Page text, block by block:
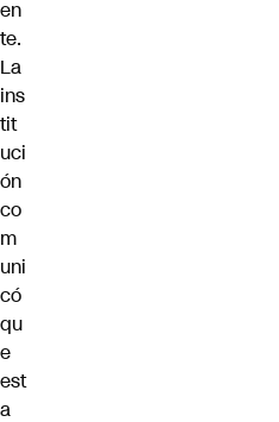
en
te.
La
ins
tit
uci
ón
co
m
uni
có
qu
e
est
a